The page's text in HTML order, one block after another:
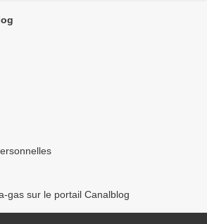
gas sur le portail Canalblog